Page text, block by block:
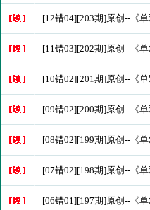
[12错04][203期]原创--《
[11错03][202期]原创--《
[10错02][201期]原创--《
[09错02][200期]原创--《
[08错02][199期]原创--《
[07错02][198期]原创--《
[06错01][197期]原创--《